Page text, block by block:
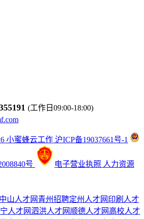
(工作日09:00-18:00)
小蜜蜂云工作 沪ICP备19037661号-1
号 电子营业执照 人力资源
中山人才网 青州招聘定州人才网 印刷人才
人才网泗洪人才网 顺德人才网 高校人才